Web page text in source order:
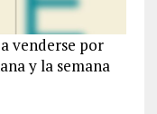
venderse por
y la semana